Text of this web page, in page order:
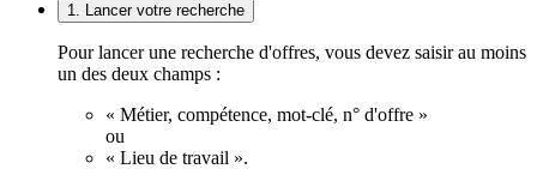
1. Lancer votre recherche
Pour lancer une recherche d'offres, vous devez saisir au moins
un des deux champs :
« Métier, compétence, mot-clé, n° d'offre »
ou
« Lieu de travail ».